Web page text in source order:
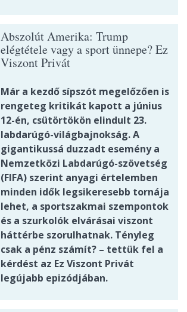
Abszolút Amerika: Trump
elégtétele vagy a sport ünnepe? Ez
Viszont Privát
Már a kezdő sípszót megelőzően is
rengeteg kritikát kapott a június
12-én, csütörtökön elindult 23.
labdarúgó-világbajnokság. A
gigantikussá duzzadt esemény a
Nemzetközi Labdarúgó-szövetség
(FIFA) szerint anyagi értelemben
minden idők legsikeresebb tornája
lehet, a sportszakmai szempontok
és a szurkolók elvárásai viszont
háttérbe szorulhatnak. Tényleg
csak a pénz számít? – tettük fel a
kérdést az Ez Viszont Privát
legújabb epizódjában.